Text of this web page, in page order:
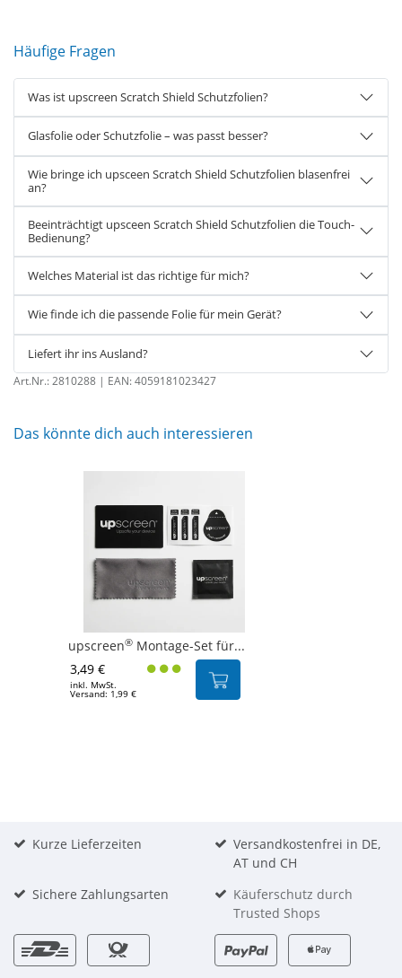
Häufige Fragen
Was ist upscreen Scratch Shield Schutzfolien?
Glasfolie oder Schutzfolie – was passt besser?
Wie bringe ich upsceen Scratch Shield Schutzfolien blasenfrei
an?
Beeinträchtigt upsceen Scratch Shield Schutzfolien die Touch-
Bedienung?
Welches Material ist das richtige für mich?
Wie finde ich die passende Folie für mein Gerät?
Liefert ihr ins Ausland?
Art.Nr.:2810288 | EAN:4059181023427
Das könnte dich auch interessieren
upscreen® Montage-Set für...
3,49 €
inkl. MwSt.
Versand: 1,99 €
Kurze Lieferzeiten
Versandkostenfrei in DE,
AT und CH
Sichere Zahlungsarten
Käuferschutz durch
Trusted Shops